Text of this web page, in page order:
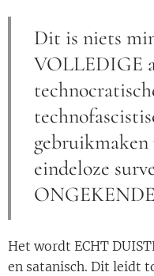
Dit is niets
VOLLEDIGE
eindeloze
Het wordt ECHT
en satanisch. Dit leidt